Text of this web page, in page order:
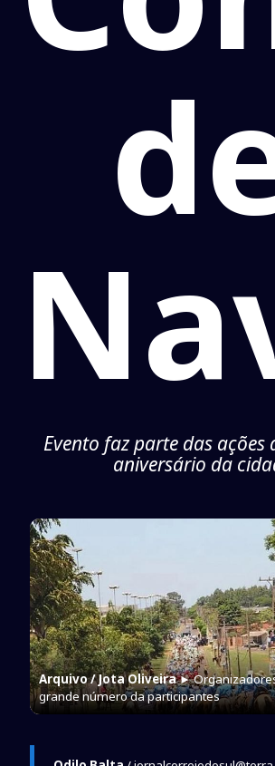
Evento faz parte das ações
aniversário da
Arquivo / Jota Oliveira►
grande número da participantes